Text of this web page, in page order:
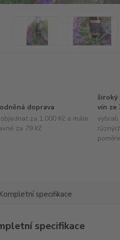
doprava
za 1.000 Kč a máte
za 79 Kč
široký
vín ze
vybrali
Kompletní specifikace
specifikace